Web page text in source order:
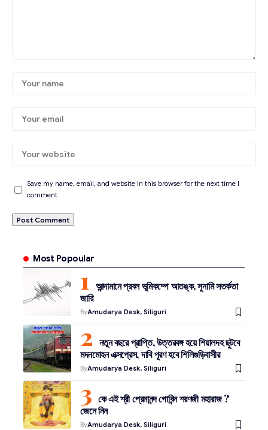
Save my name, email, and website in this browser for the next time I
comment.
Most Popoular
আন্দামানে প্রবল ভূমিকম্পে আতঙ্ক, সুনামি সতর্কতা
জারি
ByAmudarya Desk, Siliguri
নতুন বছরে প্রাপ্তি, উত্তরবঙ্গ হয়ে শিয়ালদহ ছুটবে
মদনমোহন এক্সপ্রেস, দাবি পূরণ হবে শিলিগুড়িবাসীর
ByAmudarya Desk, Siliguri
কে এই শ্রী প্রেমানন্দ গোবিন্দ শরণজী মহারাজ ?
জেনে নিন
ByAmudarya Desk, Siliguri